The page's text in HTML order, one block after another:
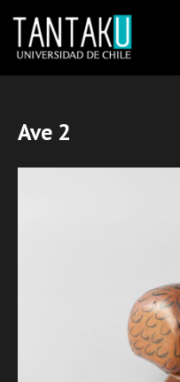
content
Ave 2